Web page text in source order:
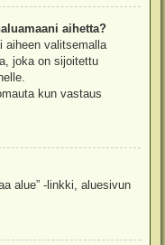
aihetta?
aiheen valitsemalla
joka on sijoitettu
kun vastaus
alue” -linkki, aluesivun